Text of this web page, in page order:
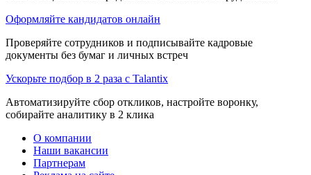
Оформляйте кандидатов онлайн
Проверяйте сотрудников и подписывайте кадровые
документы без бумаг и личных встреч
Ускорьте подбор в 2 раза с Talantix
Автоматизируйте сбор откликов, настройте воронку,
собирайте аналитику в 2 клика
О компании
Наши вакансии
Партнерам